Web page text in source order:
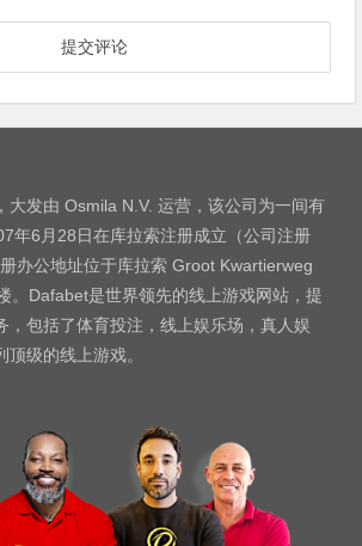
大发由 Osmila N.V. 运营，该公司为一间有
年6月28日在库拉索注册成立（公司注册
办公地址位于库拉索 Groot Kwartierweg
。Dafabet是世界领先的线上游戏网站，提
，包括了体育投注，线上娱乐场，真人娱
级的线上游戏。